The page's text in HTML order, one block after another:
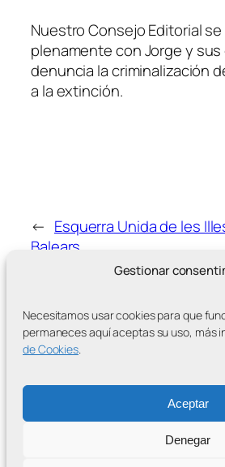
Gestionar
Necesitamos usar cookies para que
permaneces aquí aceptas su uso, más
de Cookies.
Aceptar
Denegar
Nuestro Consejo Editorial
plenamente con Jorge y
denuncia la criminalización
a la extinción.
← Esquerra Unida de les
Balears